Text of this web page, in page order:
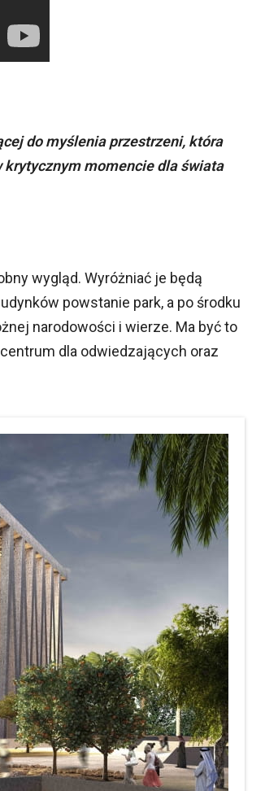
do myślenia przestrzeni, która
momencie dla świata
wygląd. Wyróżniać je będą
powstanie park, a po środku
narodowości i wierze. Ma być to
dla odwiedzających oraz